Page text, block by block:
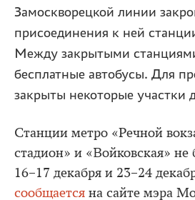
Замоскворецкой линии
присоединения к ней
Между закрытыми
бесплатные автобусы. Для
закрыты некоторые участки
Станции метро «Речной
стадион» и «Войковская» не
16–17 декабря и 23–24
сообщается на сайте мэра